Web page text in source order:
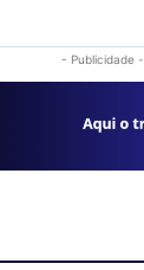
- Publicidade -